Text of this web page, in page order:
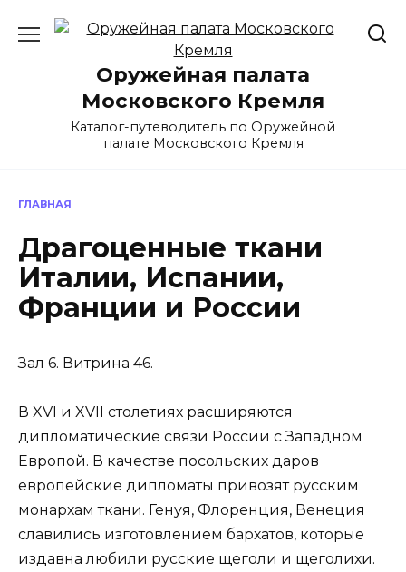
Оружейная палата
Московского Кремля
Каталог-путеводитель по Оружейной
палате Московского Кремля
ГЛАВНАЯ
Драгоценные ткани
Италии, Испании,
Франции и России
Зал 6. Витрина 46.
В XVI и XVII столетиях расширяются
дипломатические связи России с Западном
Европой. В качестве посольских даров
европейские дипломаты привозят русским
монархам ткани. Генуя, Флоренция, Венеция
славились изготовлением бархатов, которые
издавна любили русские щеголи и щеголихи.